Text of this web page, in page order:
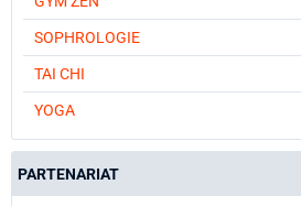
SOPHROLOGIE
TAI CHI
YOGA
PARTENARIAT